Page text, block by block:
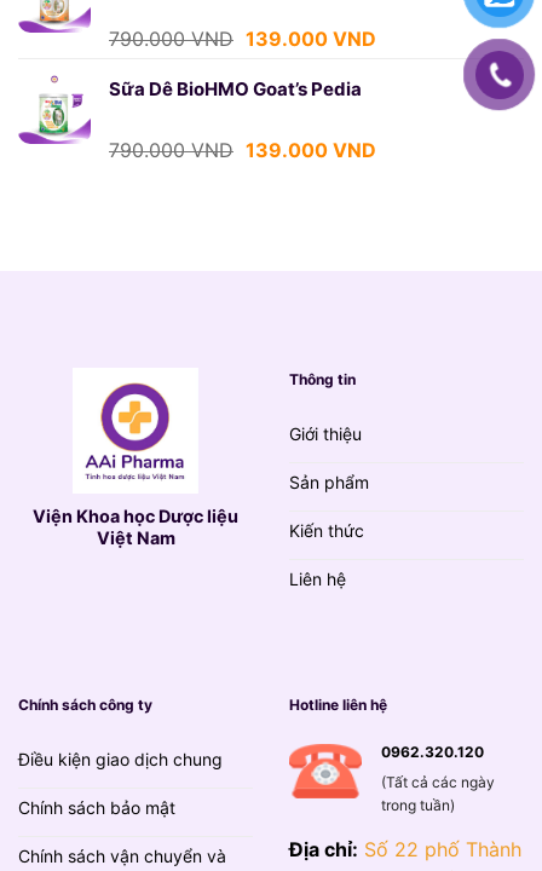
139.000 VND.
790.000VND Giá
là:
139.000 VNDGiá
Sữa Dê BioHMO Goat’s Pedia
790.000VND Giá
139.000 VNDGiá
Viện Khoa học Dược liệu
Việt Nam
Thông tin
Giới thiệu
Sản phẩm
Kiến thức
Liên hệ
Chính sách công ty
Điều kiện giao dịch chung
Chính sách bảo mật
Chính sách vận chuyển và
Hotline liên hệ
0962.320.120
(Tất cả các ngày
trong tuần)
Địa chỉ: Số 22 phố Thành